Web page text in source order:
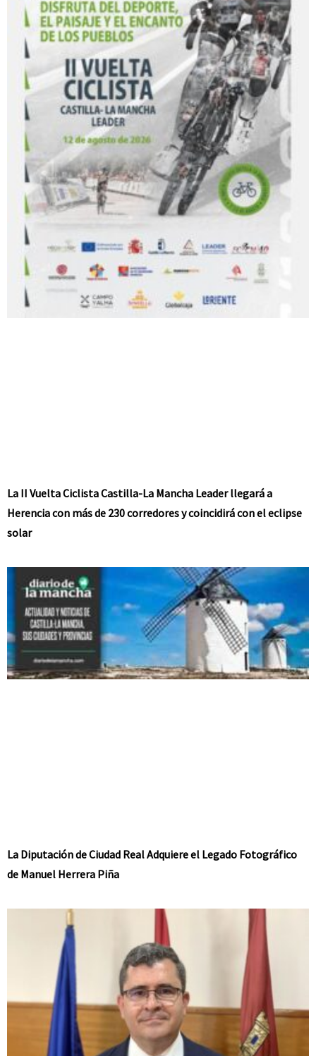
La II Vuelta Ciclista Castilla-La Mancha Leader llegará a
Herencia con más de 230 corredores y coincidirá con el eclipse
solar
La Diputación de Ciudad Real Adquiere el Legado Fotográfico
de Manuel Herrera Piña